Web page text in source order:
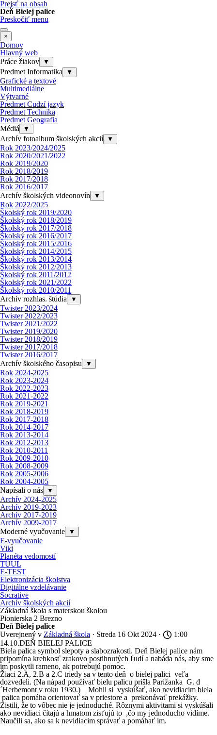
Prejsť na obsah
Deň Bielej palice
Preskočiť menu
×
Domov
Hlavný web
Práce žiakov
▼
Predmet Informatika ▼
Grafické a textové
Multimediálne
Výtvarné
Predmet Cudzí jazyk
Predmet Technika
Predmet Geografia
Médiá
▼
Archív fotoalbum školských akcií ▼
Rok 2023/2024/2025
Rok 2020/2021/2022
Rok 2019/2020
Rok 2018/2019
Rok 2017/2018
Rok 2016/2017
Archív školských videonovín
▼
Rok 2022/2025
Školský rok 2019/2020
Školský rok 2018/2019
Školský rok 2017/2018
Školský rok 2016/2017
Školský rok 2015/2016
Školský rok 2014/2015
Školský rok 2013/2014
Školský rok 2012/2013
Školský rok 2011/2012
Školský rok 2021/2022
Školský rok 2010/2011
Archív rozhlas. štúdia
▼
Twister 2023/2024
Twister 2022/2023
Twister 2021/2022
Twister 2019/2020
Twister 2018/2019
Twister 2017/2018
Twister 2016/2017
Archív školského časopisu
▼
Rok 2024-2025
Rok 2023-2024
Rok 2022-2023
Rok 2021-2022
Rok 2019-2021
Rok 2018-2019
Rok 2017-2018
Rok 2014-2017
Rok 2013-2014
Rok 2012-2013
Rok 2010-2011
Rok 2009-2010
Rok 2008-2009
Rok 2005-2006
Rok 2004-2005
Napísali o nás
▼
Archív 2024-2025
Archív 2019-2023
Archív 2017-2019
Archív 2009-2017
Moderné vyučovanie
▼
E-vyučovanie
Viki
Planéta vedomostí
TUUL
E-TEST
Elektronizácia školstva
Digitálne vzdelávanie
Socrative
Archív školských akcií
Základná škola s materskou školou
Pionierska 2 Brezno
Deň Bielej palice
Uverejnený v Základná škola · Streda 16 Okt 2024 ·
1:00
14.10.DEŇ BIELEJ PALICE
Biela palica symbol slepoty a slabozrakosti. Deň Bielej palice nám
pripomína krehkosť zrakovo postihnutých ľudí a nabáda nás, aby sme
im poskytli rameno, ak potrebujú pomoc.
Žiaci 2.A, 2.B a 2.C triedy sa v tento deň o bielej palici veľa
dozvedeli. (Na nápad používať bielu palicu prišla Parížanka G. d
´Herbemont v roku 1930.) Mohli si vyskúšať, ako nevidiacim biela
palica pomáha orientovať sa v priestore a prekonávať prekážky.
Zistili, že to vôbec nie je jednoduché. Rôznymi aktivitami si vyskúšali
ako nevidiaci čítajú a hmatom zisťujú to ,čo my jednoducho vidíme.
Naučili sa, ako sa k nevidiacim správať a pomáhať im.